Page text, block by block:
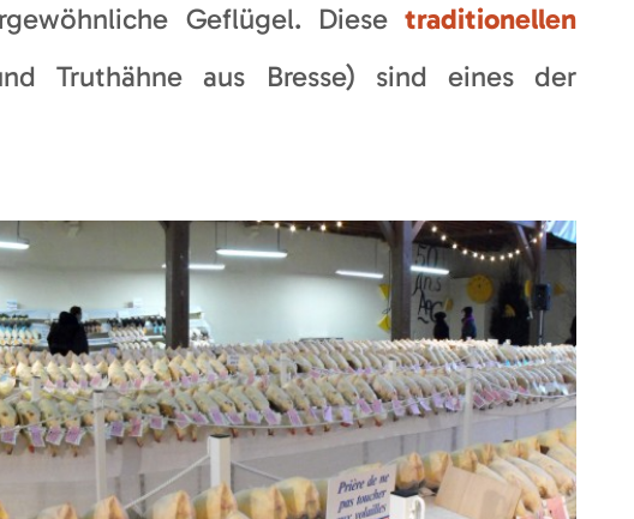
Geflügel. Diesetraditionellen
Truthähne aus Bresse) sind eines der